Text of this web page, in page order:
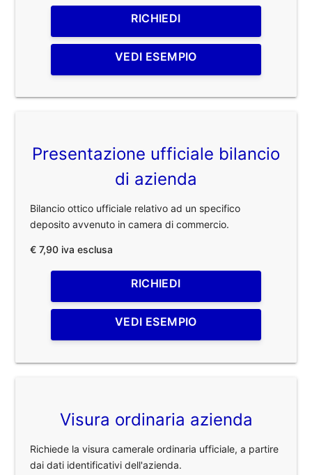
RICHIEDI
VEDI ESEMPIO
Presentazione ufficiale bilancio
di azienda
Bilancio ottico ufficiale relativo ad un specifico
deposito avvenuto in camera di commercio.
€ 7,90 iva esclusa
RICHIEDI
VEDI ESEMPIO
Visura ordinaria azienda
Richiede la visura camerale ordinaria ufficiale, a partire
dai dati identificativi dell'azienda.